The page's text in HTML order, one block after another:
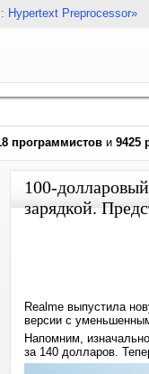
Hypertext Preprocessor»
программистов и 9425
100-
зарядкой.
Realme выпустила
версии с
Напомним,
за 140 долларов.